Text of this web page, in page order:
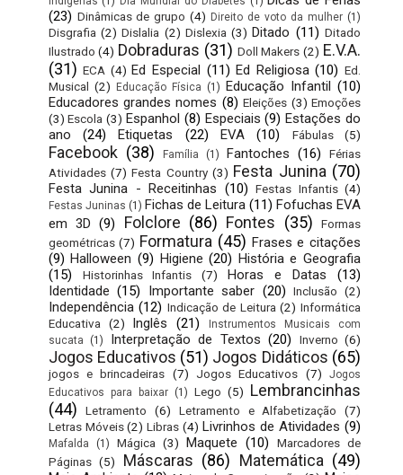
(23) Dinâmicas de grupo (4) Direito de voto da mulher (1)
Disgrafia (2) Dislalia (2) Dislexia (3) Ditado (11) Ditado
Ilustrado (4) Dobraduras (31) Doll Makers (2) E.V.A.
(31) ECA (4) Ed Especial (11) Ed Religiosa (10) Ed.
Musical (2) Educação Física (1) Educação Infantil (10)
Educadores grandes nomes (8) Eleições (3) Emoções
(3) Escola (3) Espanhol (8) Especiais (9) Estações do
ano
(24) Etiquetas (22) EVA (10) Fábulas (5)
Facebook (38) Família (1) Fantoches (16)
Férias
Atividades (7) Festa Country (3) Festa Junina (70)
Festa Junina - Receitinhas (10) Festas Infantis (4)
Festas Juninas (1) Fichas de Leitura (11) Fofuchas EVA
em 3D (9) Folclore (86) Fontes (35)
Formas
geométricas (7) Formatura (45) Frases e citações
(9) Halloween (9) Higiene (20) História e Geografia
(15)
Historinhas Infantis (7) Horas e Datas
(13)
Identidade (15) Importante saber (20) Inclusão (2)
Independência (12) Indicação de Leitura (2) Informática
Educativa
(2) Inglês (21)
Instrumentos Musicais com
sucata
(1) Interpretação de Textos (20) Inverno (6)
Jogos Educativos (51) Jogos Didáticos (65)
jogos e brincadeiras (7) Jogos Educativos (7)
Jogos
Educativos para baixar (1) Lego (5) Lembrancinhas
(44)
Letramento (6) Letramento e Alfabetização
(7)
Letras Móveis (2) Libras (4) Livrinhos de Atividades (9)
Mafalda (1) Mágica (3) Maquete (10)
Marcadores de
Páginas (5) Máscaras (86) Matemática (49)